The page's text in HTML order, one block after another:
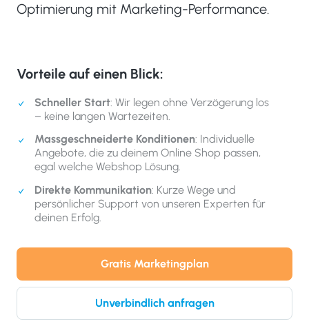
Optimierung mit Marketing-Performance.
Vorteile auf einen Blick:
Schneller Start: Wir legen ohne Verzögerung los
– keine langen Wartezeiten.
Massgeschneiderte Konditionen: Individuelle
Angebote, die zu deinem Online Shop passen,
egal welche Webshop Lösung.
Direkte Kommunikation: Kurze Wege und
persönlicher Support von unseren Experten für
deinen Erfolg.
Gratis Marketingplan
Unverbindlich anfragen